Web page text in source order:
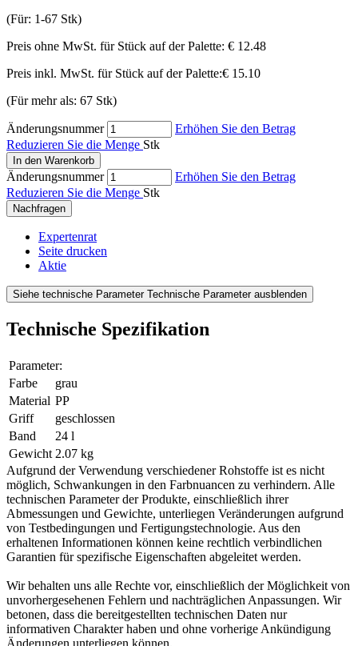
(Für: 1-67 Stk)
Preis ohne MwSt. für Stück auf der Palette: € 12.48
Preis inkl. MwSt. für Stück auf der Palette:€ 15.10
(Für mehr als: 67 Stk)
Änderungsnummer
Erhöhen Sie den Betrag
Reduzieren Sie die Menge Stk
In den Warenkorb
Änderungsnummer
Erhöhen Sie den Betrag
Reduzieren Sie die Menge Stk
Nachfragen
Expertenrat
Seite drucken
Aktie
Siehe technische Parameter Technische Parameter ausblenden
Technische Spezifikation
Parameter:
Farbe
grau
Material PP
Griff
geschlossen
Band
24 l
Gewicht 2.07 kg
Aufgrund der Verwendung verschiedener Rohstoffe ist es nicht
möglich, Schwankungen in den Farbnuancen zu verhindern. Alle
technischen Parameter der Produkte, einschließlich ihrer
Abmessungen und Gewichte, unterliegen Veränderungen aufgrund
von Testbedingungen und Fertigungstechnologie. Aus den
erhaltenen Informationen können keine rechtlich verbindlichen
Garantien für spezifische Eigenschaften abgeleitet werden.
Wir behalten uns alle Rechte vor, einschließlich der Möglichkeit von
unvorhergesehenen Fehlern und nachträglichen Anpassungen. Wir
betonen, dass die bereitgestellten technischen Daten nur
informativen Charakter haben und ohne vorherige Ankündigung
Änderungen unterliegen können.